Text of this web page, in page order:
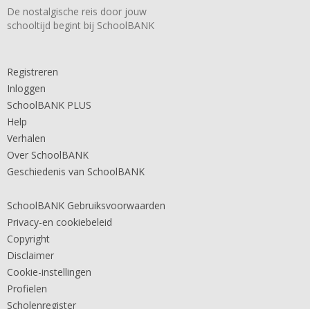
De nostalgische reis door jouw
schooltijd begint bij SchoolBANK
Registreren
Inloggen
SchoolBANK PLUS
Help
Verhalen
Over SchoolBANK
Geschiedenis van SchoolBANK
SchoolBANK Gebruiksvoorwaarden
Privacy-en cookiebeleid
Copyright
Disclaimer
Cookie-instellingen
Profielen
Scholenregister